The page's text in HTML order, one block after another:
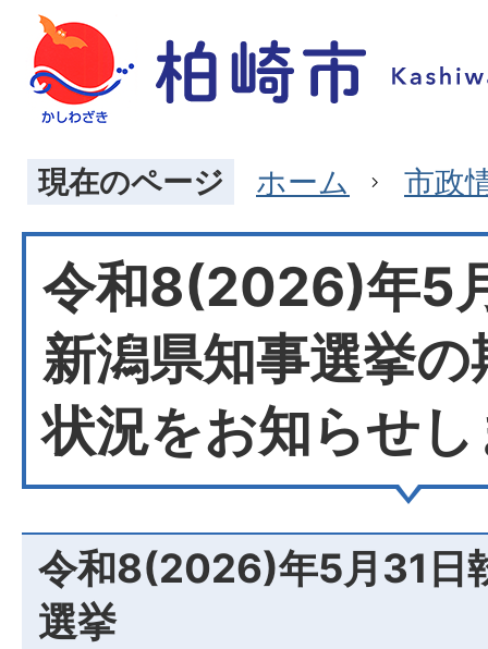
現在のページ ホーム 市政
令和8(2026)年5
新潟県知事選挙
状況をお知らせ
令和8(2026)年5月31日
選挙